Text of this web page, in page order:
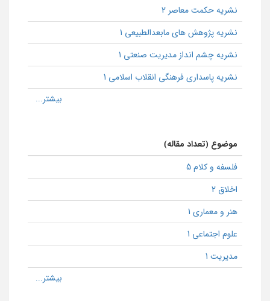
نشریه حکمت معاصر 2
نشریه پژوهش های مابعدالطبیعی 1
نشریه چشم انداز مدیریت صنعتی 1
نشریه پاسداری فرهنگی انقلاب اسلامی 1
موضوع (تعداد مقاله)
فلسفه و کلام 5
اخلاق 2
هنر و معماری 1
علوم اجتماعی 1
مدیریت 1